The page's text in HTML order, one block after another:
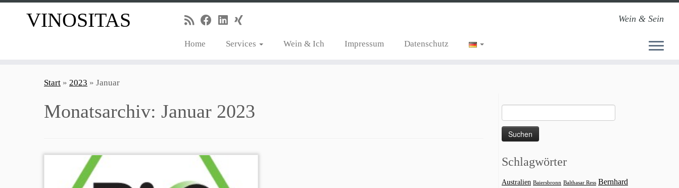
VINOSITAS Wein & Sein
Home Services Wein & Ich Impressum Datenschutz
Start » 2023 » Januar
Monatsarchiv: Januar 2023
nach:
Schlagwörter
Australien Baiersbronn Balthasar Ress Bernhard